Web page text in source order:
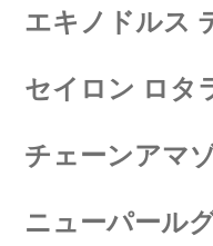
エキノドルス
セイロン ロタ
チェーンアマ
ニューパール